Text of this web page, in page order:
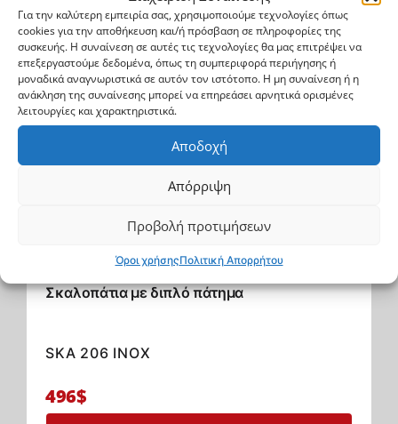
Για την καλύτερη εμπειρία σας, χρησιμοποιούμε τεχνολογίες όπως
cookies για την αποθήκευση και/ή πρόσβαση σε πληροφορίες της
συσκευής. Η συναίνεση σε αυτές τις τεχνολογίες θα μας επιτρέψει να
επεξεργαστούμε δεδομένα, όπως τη συμπεριφορά περιήγησης ή
μοναδικά αναγνωριστικά σε αυτόν τον ιστότοπο. Η μη συναίνεση ή η
ανάκληση της συναίνεσης μπορεί να επηρεάσει αρνητικά ορισμένες
λειτουργίες και χαρακτηριστικά.
Αποδοχή
Απόρριψη
Προβολή προτιμήσεων
Όροι χρήσηςΠολιτική Απορρήτου
Βρες περισσότερα
Mazda BT 50 2007->2012
Σκαλοπάτια με διπλό πάτημα
SKA 206 INOX
496$